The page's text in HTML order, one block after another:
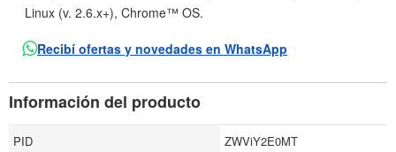
Linux (v. 2.6.x+), Chrome™ OS.
Recibí ofertas y novedades en WhatsApp
Información del producto
PID
ZWViY2E0MT